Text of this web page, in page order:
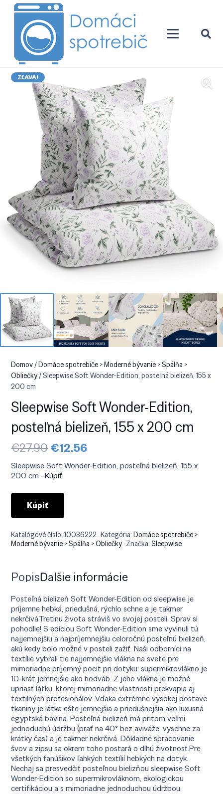
ZĽAVA!
Domov/Domáce spotrebiče > Moderné bývanie > Spálňa >
Obliečky/ Sleepwise Soft Wonder-Edition, posteľná bielizeň, 155 x
200 cm
Sleepwise Soft Wonder-Edition,
posteľná bielizeň, 155 x 200 cm
€27.90Pôvodná
cena
bola:
€27.90.
€12.56Aktuálna
je:
Sleepwise Soft Wonder-Edition, posteľná bielizeň, 155 x
200 cm –Kúpiť
Kúpiť
Katalógové číslo:10036222 Kategória:Domáce spotrebiče >
Moderné bývanie > Spálňa > Obliečky Značka:Sleepwise
PopisĎalšie informácie
Posteľná bielizeň Soft Wonder-Edition od sleepwise je
príjemne hebká, priedušná, rýchlo schne a je takmer
nekrčivá.Tretinu života stráviš vo svojej posteli. Sprav si
pohodlie! S edíciou Soft Wonder-Edition sme vyvinuli tú
najjemnejšiu a najpríjemnejšiu celoročnú posteľnú bielizeň,
akú kedy bolo možné v posteli zažiť. Naši odborníci na
textílie vybrali tie najjemnejšie vlákna na svete pre
mimoriadne príjemný pocit pri dotyku: supermikrovlákno je
10-krát jemnejšie ako hodváb. Z jeho vlákna je možné
upriasť látku, ktorej mimoriadne vlastnosti prekvapia aj
textilných profesionálov. Vďaka extrémne vysokej dostave
tkaniny je látka ešte jemnejšia a priedušnejšia ako luxusná
egyptská bavlna. Posteľná bielizeň má pritom veľmi
jednoduchú údržbu (prať na 40° bez aviváže, vyschne za
krátky čas) a je takmer nekrčivá. Dôkladné spracovanie
švov a zipsu sa okrem toho postará o dlhú životnosť.Pre
všetkých fanúšikov ľahkých textílií hebkých na dotyk.
Nechaj sa presvedčiť posteľnou bielizňou sleepwise Soft
Wonder-Edition so supermikrovláknom, ekologickou
certifikáciou a s mimoriadne jednoduchou údržbou.